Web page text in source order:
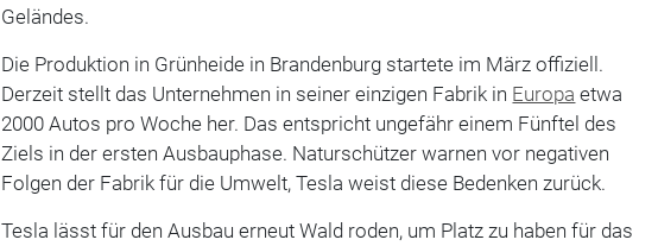
Geländes.
Die Produktion in Grünheide in Brandenburg startete im März offiziell.
Derzeit stellt das Unternehmen in seiner einzigen Fabrik in Europa etwa
2000 Autos pro Woche her. Das entspricht ungefähr einem Fünftel des
Ziels in der ersten Ausbauphase. Naturschützer warnen vor negativen
Folgen der Fabrik für die Umwelt, Tesla weist diese Bedenken zurück.
Tesla lässt für den Ausbau erneut Wald roden, um Platz zu haben für das